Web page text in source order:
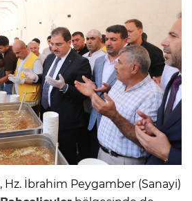
, Hz. İbrahim Peygamber (Sanayi)